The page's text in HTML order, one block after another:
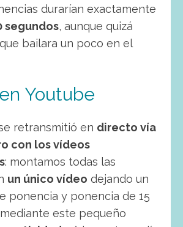
durarían exactamente
segundos, aunque quizá
bailara un poco en el
Youtube
retransmitió en directo vía
con los vídeos
: montamos todas las
un único vídeo dejando un
ponencia y ponencia de 15
mediante este pequeño